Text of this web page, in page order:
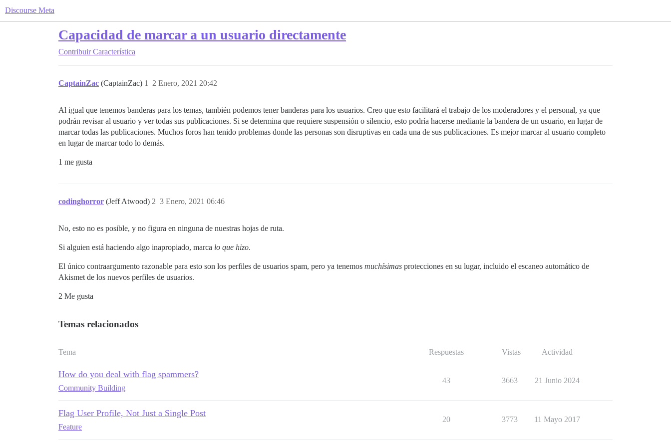
Discourse Meta
Capacidad de marcar a un usuario directamente
Contribuir Característica
CaptainZac (CaptainZac) 2 Enero, 2021 20:42
1
Al igual que tenemos banderas para los temas, también podemos tener banderas para los usuarios. Creo que esto facilitará el trabajo de los moderadores y el personal, ya que
podrán revisar al usuario y ver todas sus publicaciones. Si se determina que requiere suspensión o silencio, esto podría hacerse mediante la bandera de un usuario, en lugar de
marcar todas las publicaciones. Muchos foros han tenido problemas donde las personas son disruptivas en cada una de sus publicaciones. Es mejor marcar al usuario completo
en lugar de marcar todo lo demás.
1 me gusta
codinghorror (Jeff Atwood) 3 Enero, 2021 06:46
2
No, esto no es posible, y no figura en ninguna de nuestras hojas de ruta.
Si alguien está haciendo algo inapropiado, marca lo que hizo.
El único contraargumento razonable para esto son los perfiles de usuarios spam, pero ya tenemos muchísimas protecciones en su lugar, incluido el escaneo automático de
Akismet de los nuevos perfiles de usuarios.
2 Me gusta
Temas relacionados
Tema Respuestas Vistas Actividad
How do you deal with flag spammers?
Community Building
43 3663 21 Junio 2024
Flag User Profile, Not Just a Single Post
Feature
20 3773 11 Mayo 2017